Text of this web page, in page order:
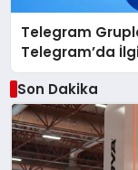
Telegram
Telegram’da
Son Dakika